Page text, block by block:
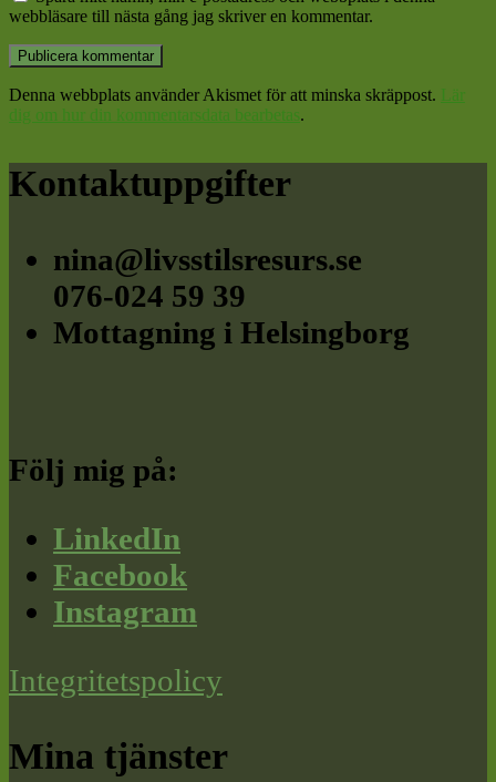
webbläsare till nästa gång jag skriver en kommentar.
Denna webbplats använder Akismet för att minska skräppost. Lär
dig om hur din kommentarsdata bearbetas.
Footer
Kontaktuppgifter
nina@livsstilsresurs.se
076-024 59 39
Mottagning i Helsingborg
Följ mig på:
LinkedIn
Facebook
Instagram
Integritetspolicy
Mina tjänster